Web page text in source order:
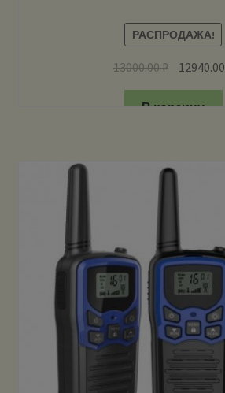
РАСПРОДАЖА!
13000.00₽ 12940.00
В корзину